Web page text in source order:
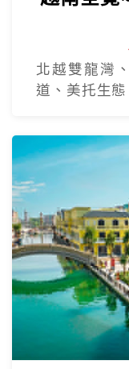
北越雙龍灣
道、美托生態